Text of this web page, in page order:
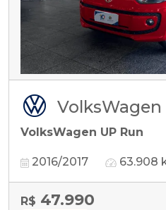
VolksWagen
VolksWagen UP Run
2016/2017 63.908
R$ 47.990